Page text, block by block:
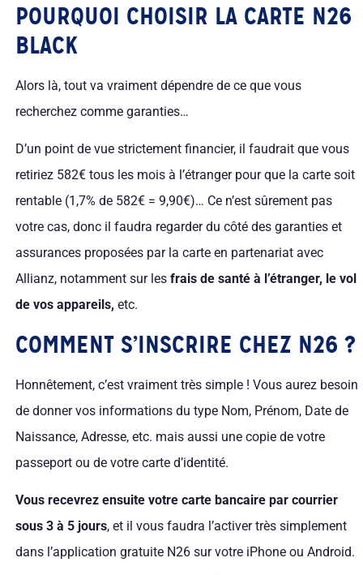
POURQUOI CHOISIR LA CARTE N26
BLACK
Alors là, tout va vraiment dépendre de ce que vous
recherchez comme garanties…
D’un point de vue strictement financier, il faudrait que vous
retiriez 582€ tous les mois à l’étranger pour que la carte soit
rentable (1,7% de 582€ = 9,90€)… Ce n’est sûrement pas
votre cas, donc il faudra regarder du côté des garanties et
assurances proposées par la carte en partenariat avec
Allianz, notamment sur les frais de santé à l’étranger, le vol
de vos appareils, etc.
COMMENT S’INSCRIRE CHEZ N26 ?
Honnêtement, c’est vraiment très simple ! Vous aurez besoin
de donner vos informations du type Nom, Prénom, Date de
Naissance, Adresse, etc. mais aussi une copie de votre
passeport ou de votre carte d’identité.
Vous recevrez ensuite votre carte bancaire par courrier
sous 3 à 5 jours, et il vous faudra l’activer très simplement
dans l’application gratuite N26 sur votre iPhone ou Android.